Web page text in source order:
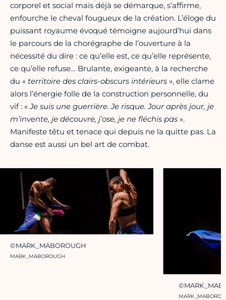
corporel et social mais déjà se démarque, s’affirme,
enfourche le cheval fougueux de la création. L’éloge du
puissant royaume évoqué témoigne aujourd’hui dans
le parcours de la chorégraphe de l’ouverture à la
nécessité du dire : ce qu’elle est, ce qu’elle représente,
ce qu’elle refuse… Brulante, exigeante, à la recherche
du « territoire des clairs-obscurs intérieurs », elle clame
alors l’énergie folle de la construction personnelle, du
vif : «Je suis une guerrière. Je risque. Jour après jour, je
m’invente, je découvre, j’ose, je ne fléchis pas ».
Manifeste têtu et tenace qui depuis ne la quitte pas. La
danse est aussi un bel art de combat.
©MARK_MABOROUGH
Crédit photo :
MARK_MABOROUGH
Crédit photo :